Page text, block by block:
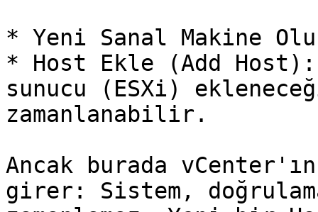
* Yeni Sanal Makine
* Host Ekle (Add
sunucu (ESXi)
zamanlanabilir.
Ancak burada
girer: Sistem,